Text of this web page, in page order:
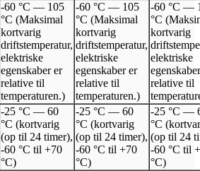
-60 °C — 105
°C (Maksimal
kortvarig
driftstemperatur,
elektriske
egenskaber er
relative til
temperaturen.)
-60 °C — 105
°C (Maksimal
kortvarig
driftstemperatur,
elektriske
egenskaber er
relative til
temperaturen.)
-60 °C —
°C
kortvarig
elektriske
relative til
-25 °C — 60
°C (kortvarig
(op til 24 timer),
-60 °C til +70
°C)
-25 °C — 60
°C (kortvarig
(op til 24 timer),
-60 °C til +70
°C)
-25 °C —
°C
(op til 24
-60 °C til
°C)